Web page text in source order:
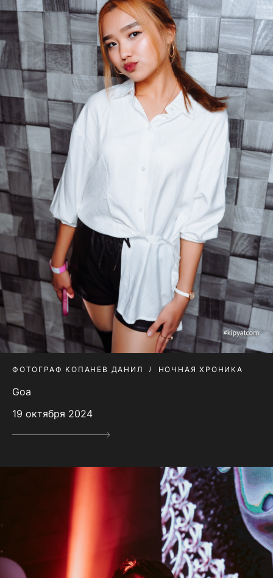
ФОТОГРАФ КОПАНЕВ ДАНИЛ НОЧНАЯ ХРОНИКА
Goa
19 октября 2024